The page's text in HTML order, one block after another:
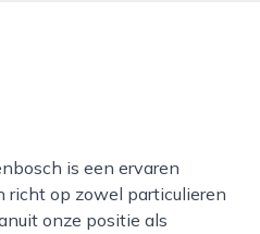
richt op zowel particulieren
onze positie als